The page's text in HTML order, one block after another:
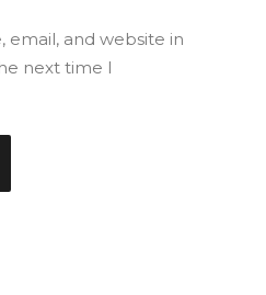
email, and website in
next time I